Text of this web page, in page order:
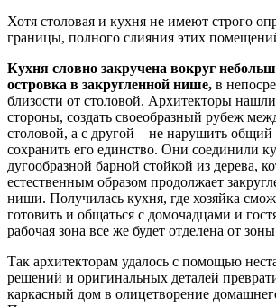
Хотя столовая и кухня не имеют строго
границы, полного слияния этих
Кухня словно закручена вокруг
островка в закругленной нише, в
близости от столовой. Архитекторы
стороны, создать своеобразный рубеж
столовой, а с другой – не нарушить
сохранить его единство. Они соединили
дугообразной барной стойкой из дерева,
естественным образом продолжает
ниши. Получилась кухня, где хозяйка
готовить и общаться с домочадцами и
рабочая зона все же будет отделена от
Так архитекторам удалось с помощью
решений и оригинальных деталей
каркасный дом в олицетворение